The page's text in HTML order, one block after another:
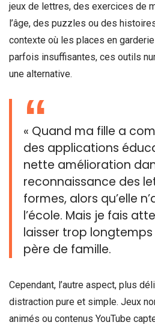
jeux de lettres, des exercices de
l’âge, des puzzles ou des
contexte où les places en
parfois insuffisantes, ces outils
une alternative.
« Quand ma fille a
des applications
nette amélioration
reconnaissance des
formes, alors qu’elle
l’école. Mais je fais
laisser trop longtemps
père de famille.
Cependant, l’autre aspect, plus
distraction pure et simple. Jeux
animés ou contenus YouTube